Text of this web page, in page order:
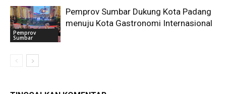
Pemprov
Sumbar
Pemprov Sumbar Dukung Kota Padang
menuju Kota Gastronomi Internasional